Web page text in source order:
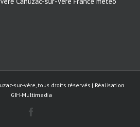
sur-vère, tous droits réservés | Réalisation
GIH-Multimedia